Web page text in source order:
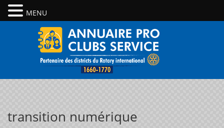
transition numérique
MENU